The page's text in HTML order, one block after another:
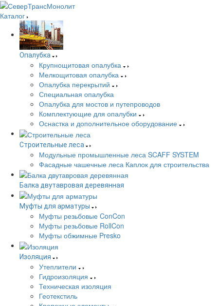
Каталог
Опалубка
Крупнощитовая опалубка
Мелкощитовая опалубка
Опалубка перекрытий
Специальная опалубка
Опалубка для мостов и путепроводов
Комплектующие для опалубки
Оснастка и дополнительное оборудование
Строительные леса
Модульные промышленные леса SCAFF SYSTEM
Фасадные чашечные леса Каплок для строительства
Балка двутавровая деревянная
Муфты для арматуры
Муфты резьбовые ConCon
Муфты резьбовые RollCon
Муфты обжимные Presko
Изоляция
Утеплители
Гидроизоляция
Техническая изоляция
Геотекстиль